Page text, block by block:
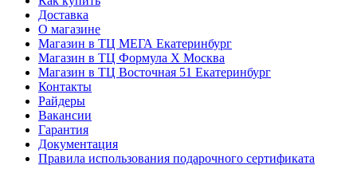
Доставка
О магазине
Магазин в ТЦ МЕГА Екатеринбург
Магазин в ТЦ Формула X Москва
Магазин в ТЦ Восточная 51 Екатеринбург
Контакты
Райдеры
Вакансии
Гарантия
Документация
Правила использования подарочного сертификата